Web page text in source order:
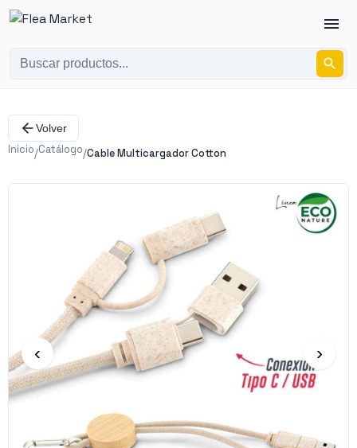
Volver
Inicio/Catálogo/Cable Multicargador Cotton
‹ ›